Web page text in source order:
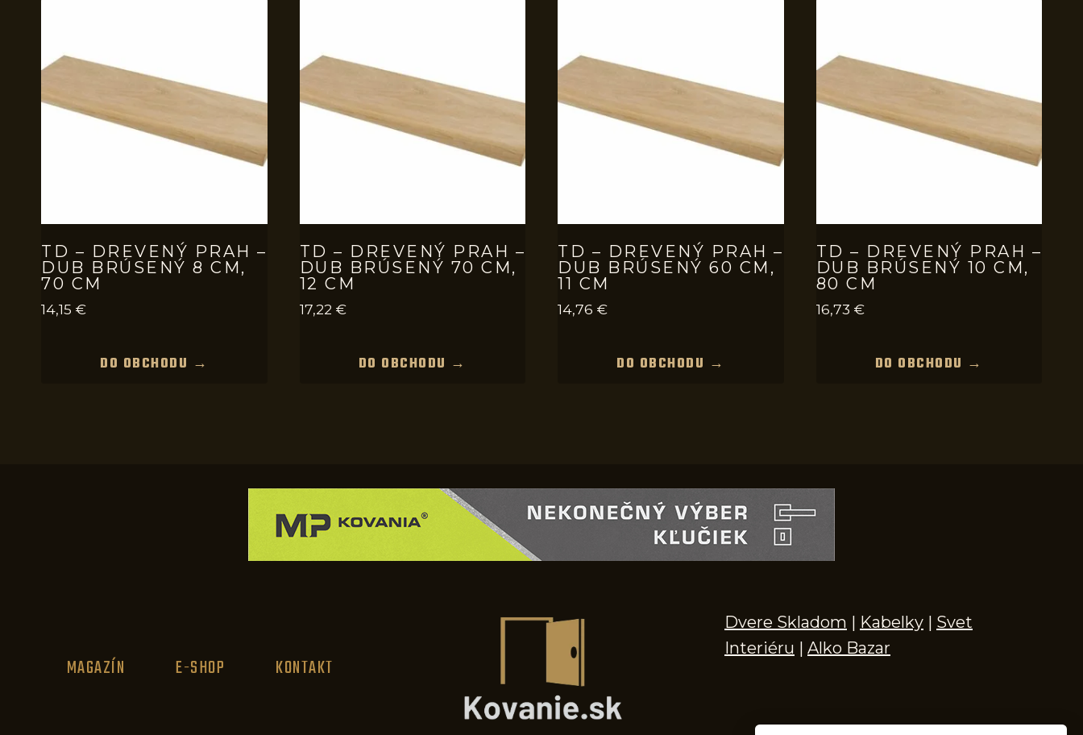
TD – DREVENÝ PRAH –
DUB BRÚSENÝ 8 CM,
70 CM
14,15 €
DO OBCHODU →
TD – DREVENÝ PRAH –
DUB BRÚSENÝ 70 CM,
12 CM
17,22 €
DO OBCHODU →
TD – DREVENÝ PRAH –
DUB BRÚSENÝ 60 CM,
11 CM
14,76 €
DO OBCHODU →
TD – DREVENÝ PRAH –
DUB BRÚSENÝ 10 CM,
80 CM
16,73 €
DO OBCHODU →
MAGAZÍN E-SHOP KONTAKT
Dvere Skladom | Kabelky | Svet
Interiéru | Alko Bazar